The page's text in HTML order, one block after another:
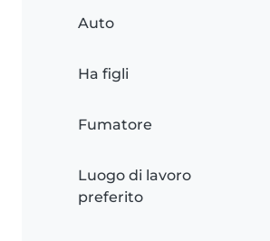
Auto
Ha figli
Fumatore
Luogo di lavoro
preferito